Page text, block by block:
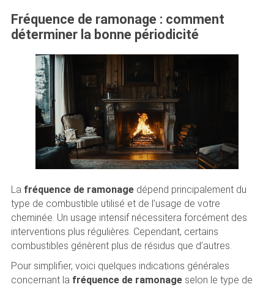
Fréquence de ramonage : comment
déterminer la bonne périodicité
La fréquence de ramonagedépend principalement du
type de combustible utilisé et de l’usage de votre
cheminée. Un usage intensif nécessitera forcément des
interventions plus régulières. Cependant, certains
combustibles génèrent plus de résidus que d’autres.
Pour simplifier, voici quelques indications générales
concernant la fréquence de ramonageselon le type de